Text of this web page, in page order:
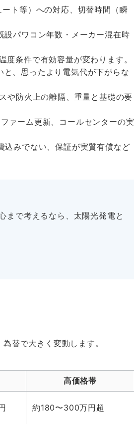
ト等）への対応、切替時間（瞬
設パワコン年数・メーカー混在時
度条件で有効容量が変わります。
と、思ったより電気代が下がらな
や防火上の離隔、重量と基礎の要
ァーム更新、コールセンターの実
込みでない、保証が実質有償など
まで考えるなら、太陽光発電と
替で大きく変動します。
高価格帯
約180〜300万円超